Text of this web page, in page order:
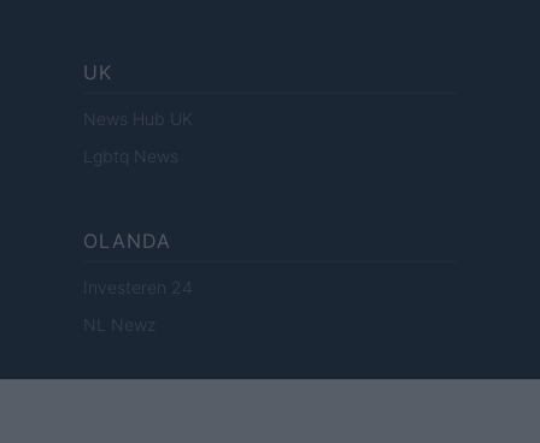
UK
News Hub UK
Lgbtq News
OLANDA
Investeren 24
NL Newz